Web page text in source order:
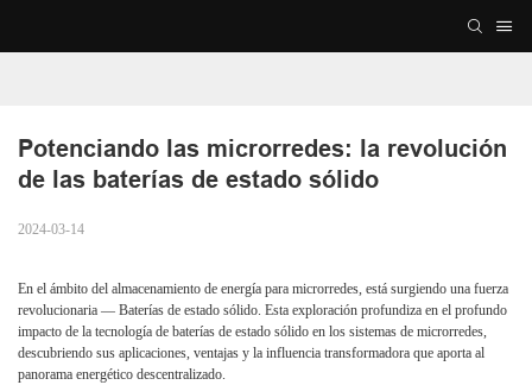
Potenciando las microrredes: la revolución
de las baterías de estado sólido
2024-03-14
En el ámbito del almacenamiento de energía para microrredes, está surgiendo una fuerza
revolucionaria — Baterías de estado sólido. Esta exploración profundiza en el profundo
impacto de la tecnología de baterías de estado sólido en los sistemas de microrredes,
descubriendo sus aplicaciones, ventajas y la influencia transformadora que aporta al
panorama energético descentralizado.